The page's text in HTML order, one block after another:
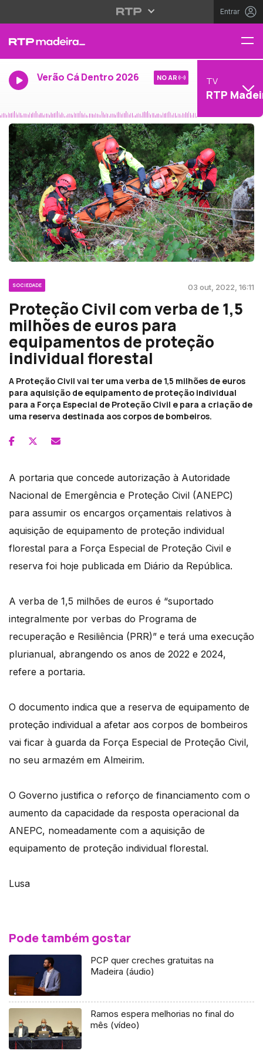
Entrar
Verão Cá Dentro 2026 NO AR TV
RTP
SOCIEDADE 03 out, 2022, 16:11
Proteção Civil com verba de 1,5
milhões de euros para
equipamentos de proteção
individual florestal
A Proteção Civil vai ter uma verba de 1,5 milhões de euros
para aquisição de equipamento de proteção individual
para a Força Especial de Proteção Civil e para a criação de
uma reserva destinada aos corpos de bombeiros.
A portaria que concede autorização à Autoridade
Nacional de Emergência e Proteção Civil (ANEPC)
para assumir os encargos orçamentais relativos à
aquisição de equipamento de proteção individual
florestal para a Força Especial de Proteção Civil e
reserva foi hoje publicada em Diário da República.
A verba de 1,5 milhões de euros é “suportado
integralmente por verbas do Programa de
recuperação e Resiliência (PRR)” e terá uma execução
plurianual, abrangendo os anos de 2022 e 2024,
refere a portaria.
O documento indica que a reserva de equipamento de
proteção individual a afetar aos corpos de bombeiros
vai ficar à guarda da Força Especial de Proteção Civil,
no seu armazém em Almeirim.
O Governo justifica o reforço de financiamento com o
aumento da capacidade da resposta operacional da
ANEPC, nomeadamente com a aquisição de
equipamento de proteção individual florestal.
Lusa
Pode também gostar
PCP quer creches gratuitas na
Madeira (áudio)
Ramos espera melhorias no final do
mês (vídeo)